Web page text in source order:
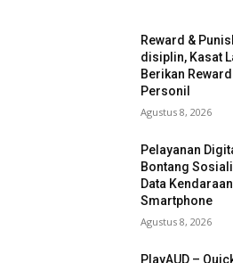
Reward &
disiplin, Kasat
Berikan
Personil
Agustus 8, 2026
Pelayanan
Bontang
Data
Smartphone
Agustus 8, 2026
PlayAUD –